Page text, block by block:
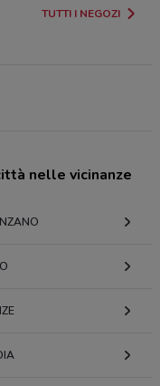
TUTTI I NEGOZI
nelle vicinanze